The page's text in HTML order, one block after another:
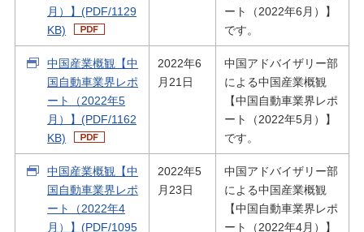
月）】(PDF/1129
KB)
ート（2022年6月）】
です。
中国産業概観【中
国自動車業界レポ
ート（2022年5
月）】(PDF/1162
KB)
2022年6
月21日
中国アドバイザリー部
による中国産業概観
【中国自動車業界レポ
ート（2022年5月）】
です。
中国産業概観【中
国自動車業界レポ
ート（2022年4
月）】(PDF/1095
2022年5
月23日
中国アドバイザリー部
による中国産業概観
【中国自動車業界レポ
ート（2022年4月）】